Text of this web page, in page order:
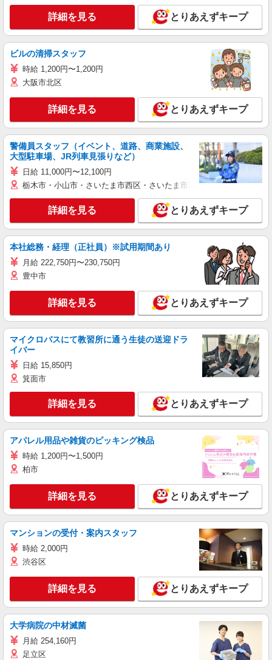
詳細を見る とりあえずキープ
ビルの清掃スタッフ
時給 1,200円〜1,200円
大阪市北区
詳細を見る とりあえずキープ
警備員スタッフ（イベント、道路、商業施設、
大型駐車場、JR列車見張りなど）
日給 11,000円〜12,100円
栃木市・小山市・さいたま市西区・さいたま市岩槻区・久喜市・蓮田
詳細を見る とりあえずキープ
本社総務・経理（正社員）※試用期間あり
月給 222,750円〜230,750円
豊中市
詳細を見る とりあえずキープ
マイクロバスにて教習所に通う生徒の送迎ドラ
イバー
日給 15,850円
箕面市
詳細を見る とりあえずキープ
アパレル用品や雑貨のピッキング検品
時給 1,200円〜1,500円
柏市
詳細を見る とりあえずキープ
マンションの受付・案内スタッフ
時給 2,000円
渋谷区
詳細を見る とりあえずキープ
大学病院の中材滅菌
月給 254,160円
足立区